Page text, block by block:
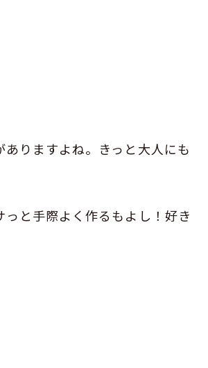
りますよね。きっと大人にも
と手際よく作るもよし！好き